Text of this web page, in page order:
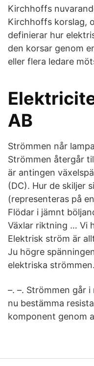
Kirchhoffs
Kirchhoffs korslag,
definierar hur
den korsar genom
eller flera ledare
AB
Strömmen når
Strömmen återgår
är antingen
(DC). Hur de skiljer
(representeras på
Flödar i jämnt
Växlar riktning … Vi
Elektrisk ström är
Ju högre
elektriska strömmen.
–. –. Strömmen går
nu bestämma
komponent genom